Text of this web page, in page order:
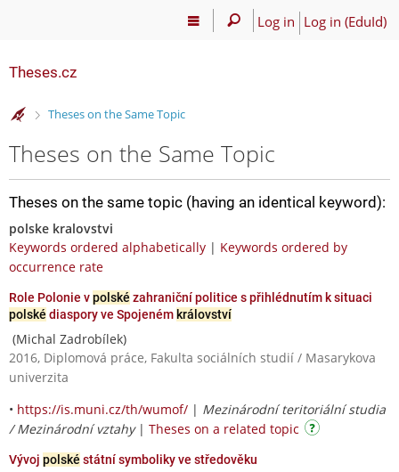
Log in Log in (EduId)
Theses.cz
>
Theses on the Same Topic
Theses on the Same Topic
Theses on the same topic (having an identical keyword):
polske kralovstvi
Keywords ordered alphabetically | Keywords ordered by
occurrence rate
Role Polonie vpolské zahraniční politice s přihlédnutím k situaci
polské diaspory ve Spojenémkrálovství
(Michal Zadrobílek)
2016, Diplomová práce, Fakulta sociálních studií / Masarykova
univerzita
• https://is.muni.cz/th/wumof/ | Mezinárodní teritoriální studia
/ Mezinárodní vztahy| Theses on a related topic
Vývoj polské státní symboliky ve středověku